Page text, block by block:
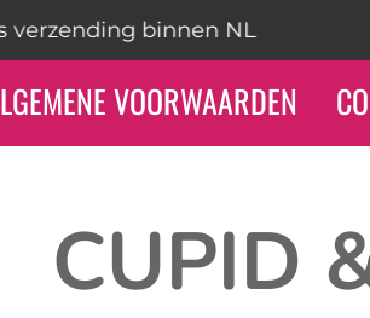
verzending binnen NL
VOORWAARDEN
CUPID